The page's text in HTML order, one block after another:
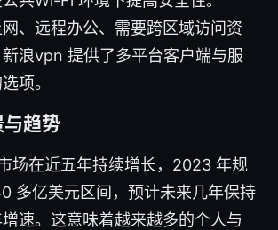
、远程办公、需要跨区域访问资
浪vpn 提供了多平台客户端与服
项。
与趋势
场在近五年持续增长，2023 年规
多亿美元区间，预计未来几年保持
速。这意味着越来越多的个人与